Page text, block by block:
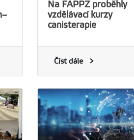
Na FAPPZ proběhly
vzdělávací kurzy
canisterapie
Číst dále